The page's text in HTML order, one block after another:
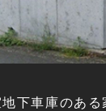
下車庫のあ